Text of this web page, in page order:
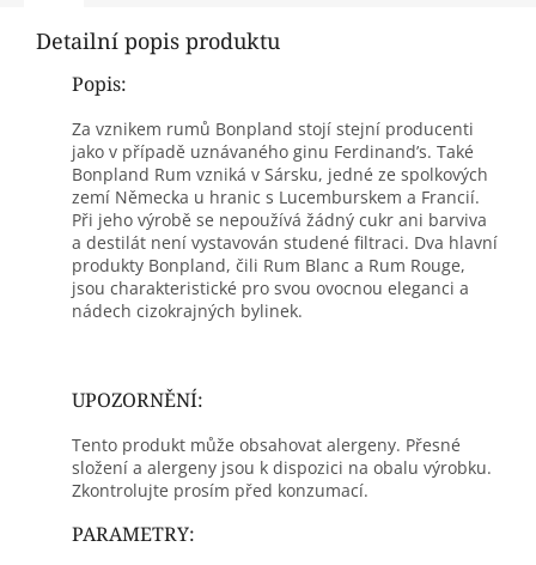
Detailní popis produktu
Popis:
Za vznikem rumů Bonpland stojí stejní producenti
jako v případě uznávaného ginu Ferdinand’s. Také
Bonpland Rum vzniká v Sársku, jedné ze spolkových
zemí Německa u hranic s Lucemburskem a Francií.
Při jeho výrobě se nepoužívá žádný cukr ani barviva
a destilát není vystavován studené filtraci. Dva hlavní
produkty Bonpland, čili Rum Blanc a Rum Rouge,
jsou charakteristické pro svou ovocnou eleganci a
nádech cizokrajných bylinek.
UPOZORNĚNÍ:
Tento produkt může obsahovat alergeny. Přesné
složení a alergeny jsou k dispozici na obalu výrobku.
Zkontrolujte prosím před konzumací.
PARAMETRY: